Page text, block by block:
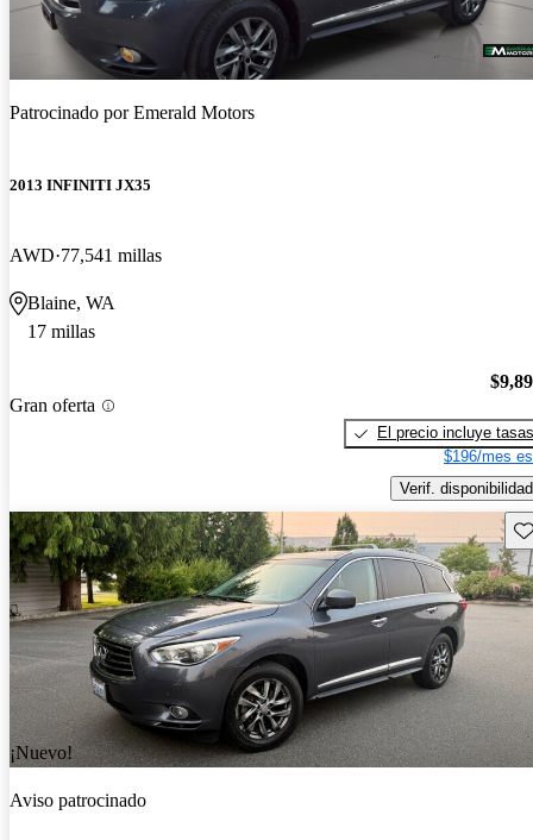
Patrocinado porEmerald Motors
2013 INFINITI JX35
AWD 77,541 millas
Blaine, WA
17 millas
Gran oferta
El precio incluye tasas
$196/mes
Verif. disponibilidad
¡Nuevo!
Aviso patrocinado